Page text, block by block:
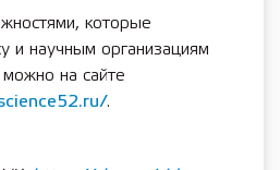
которые
и научным организациям
на сайте
.